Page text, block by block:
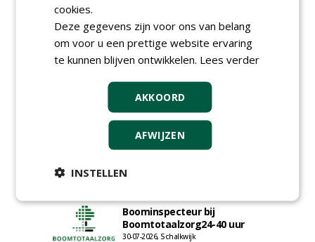
Boomtotaalzorg32-40 uur
Boominspecteur bij
Boomtotaalzorg24-40 uur
30-07-2026, Schalkwijk
cookies.
Deze gegevens zijn voor ons van belang
om voor u een prettige website ervaring
te kunnen blijven ontwikkelen. Lees verder
AKKOORD
AFWIJZEN
INSTELLEN